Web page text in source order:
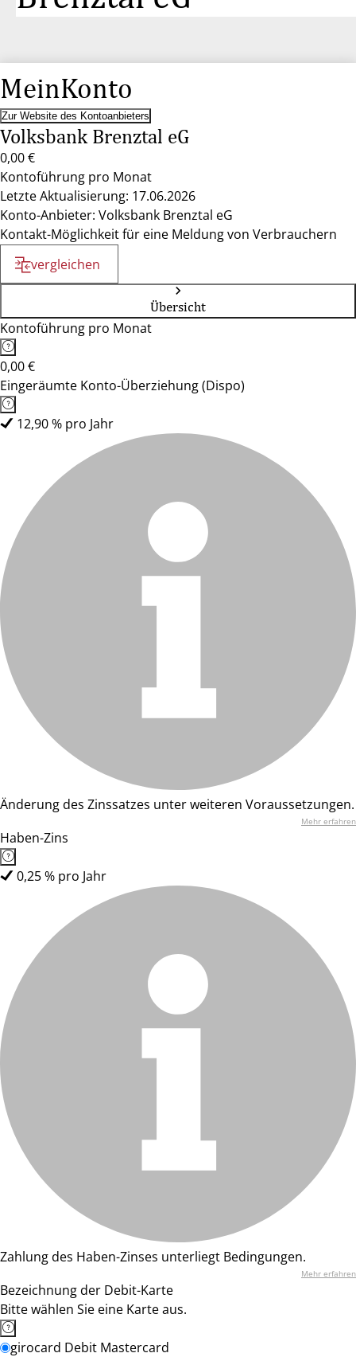
MeinKonto
Zur Website des Kontoanbieters
Volksbank Brenztal eG
0,00 €
Kontoführung pro Monat
Letzte Aktualisierung: 17.06.2026
Konto-Anbieter: Volksbank Brenztal eG
Kontakt-Möglichkeit für eine Meldung von Verbrauchern
vergleichen
Übersicht
Kontoführung pro Monat
0,00 €
Eingeräumte Konto-Überziehung (Dispo)
12,90 % pro Jahr
Änderung des Zinssatzes unter weiteren Voraussetzungen.
Mehr erfahren
Haben-Zins
0,25 % pro Jahr
Zahlung des Haben-Zinses unterliegt Bedingungen.
Mehr erfahren
Bezeichnung der Debit-Karte
Bitte wählen Sie eine Karte aus.
girocard Debit Mastercard